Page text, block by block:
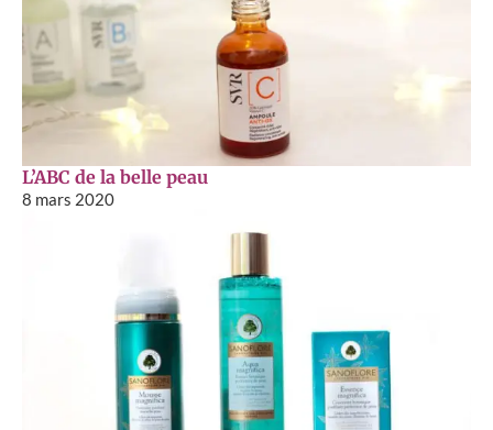
L’ABC de la belle peau
8 mars 2020